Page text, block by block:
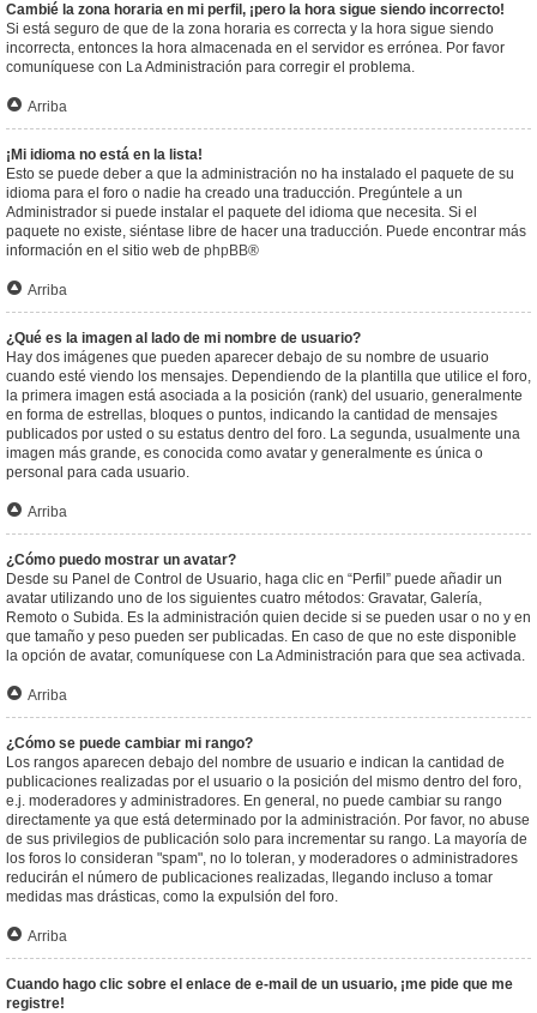
Cambié la zona horaria en mi perfil, ¡pero la hora sigue siendo incorrecto!
Si está seguro de que de la zona horaria es correcta y la hora sigue siendo
incorrecta, entonces la hora almacenada en el servidor es errónea. Por favor
comuníquese con La Administración para corregir el problema.
Arriba
¡Mi idioma no está en la lista!
Esto se puede deber a que la administración no ha instalado el paquete de su
idioma para el foro o nadie ha creado una traducción. Pregúntele a un
Administrador si puede instalar el paquete del idioma que necesita. Si el
paquete no existe, siéntase libre de hacer una traducción. Puede encontrar más
información en el sitio web de phpBB®
Arriba
¿Qué es la imagen al lado de mi nombre de usuario?
Hay dos imágenes que pueden aparecer debajo de su nombre de usuario
cuando esté viendo los mensajes. Dependiendo de la plantilla que utilice el foro,
la primera imagen está asociada a la posición (rank) del usuario, generalmente
en forma de estrellas, bloques o puntos, indicando la cantidad de mensajes
publicados por usted o su estatus dentro del foro. La segunda, usualmente una
imagen más grande, es conocida como avatar y generalmente es única o
personal para cada usuario.
Arriba
¿Cómo puedo mostrar un avatar?
Desde su Panel de Control de Usuario, haga clic en “Perfil” puede añadir un
avatar utilizando uno de los siguientes cuatro métodos: Gravatar, Galería,
Remoto o Subida. Es la administración quien decide si se pueden usar o no y en
que tamaño y peso pueden ser publicadas. En caso de que no este disponible
la opción de avatar, comuníquese con La Administración para que sea activada.
Arriba
¿Cómo se puede cambiar mi rango?
Los rangos aparecen debajo del nombre de usuario e indican la cantidad de
publicaciones realizadas por el usuario o la posición del mismo dentro del foro,
e.j. moderadores y administradores. En general, no puede cambiar su rango
directamente ya que está determinado por la administración. Por favor, no abuse
de sus privilegios de publicación solo para incrementar su rango. La mayoría de
los foros lo consideran "spam", no lo toleran, y moderadores o administradores
reducirán el número de publicaciones realizadas, llegando incluso a tomar
medidas mas drásticas, como la expulsión del foro.
Arriba
Cuando hago clic sobre el enlace de e-mail de un usuario, ¡me pide que me
registre!